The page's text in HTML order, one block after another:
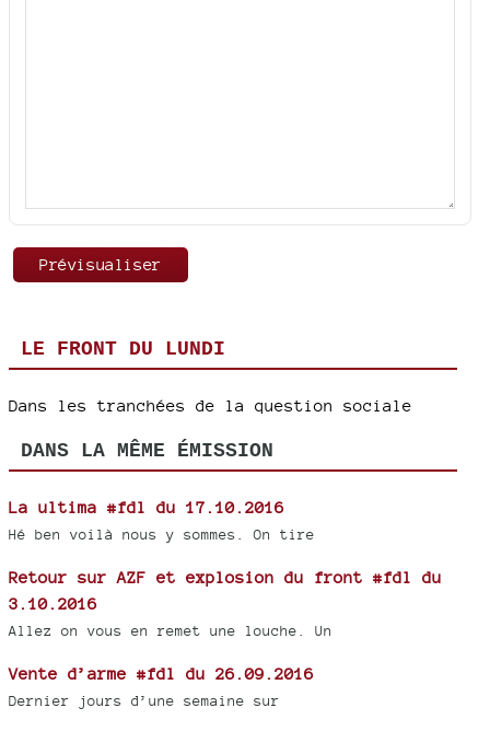
LE FRONT DU LUNDI
Dans les tranchées de la question sociale
DANS LA MÊME ÉMISSION
La ultima #fdl du 17.10.2016
Hé ben voilà nous y sommes. On tire
Retour sur AZF et explosion du front #fdl du
3.10.2016
Allez on vous en remet une louche. Un
Vente d’arme #fdl du 26.09.2016
Dernier jours d’une semaine sur